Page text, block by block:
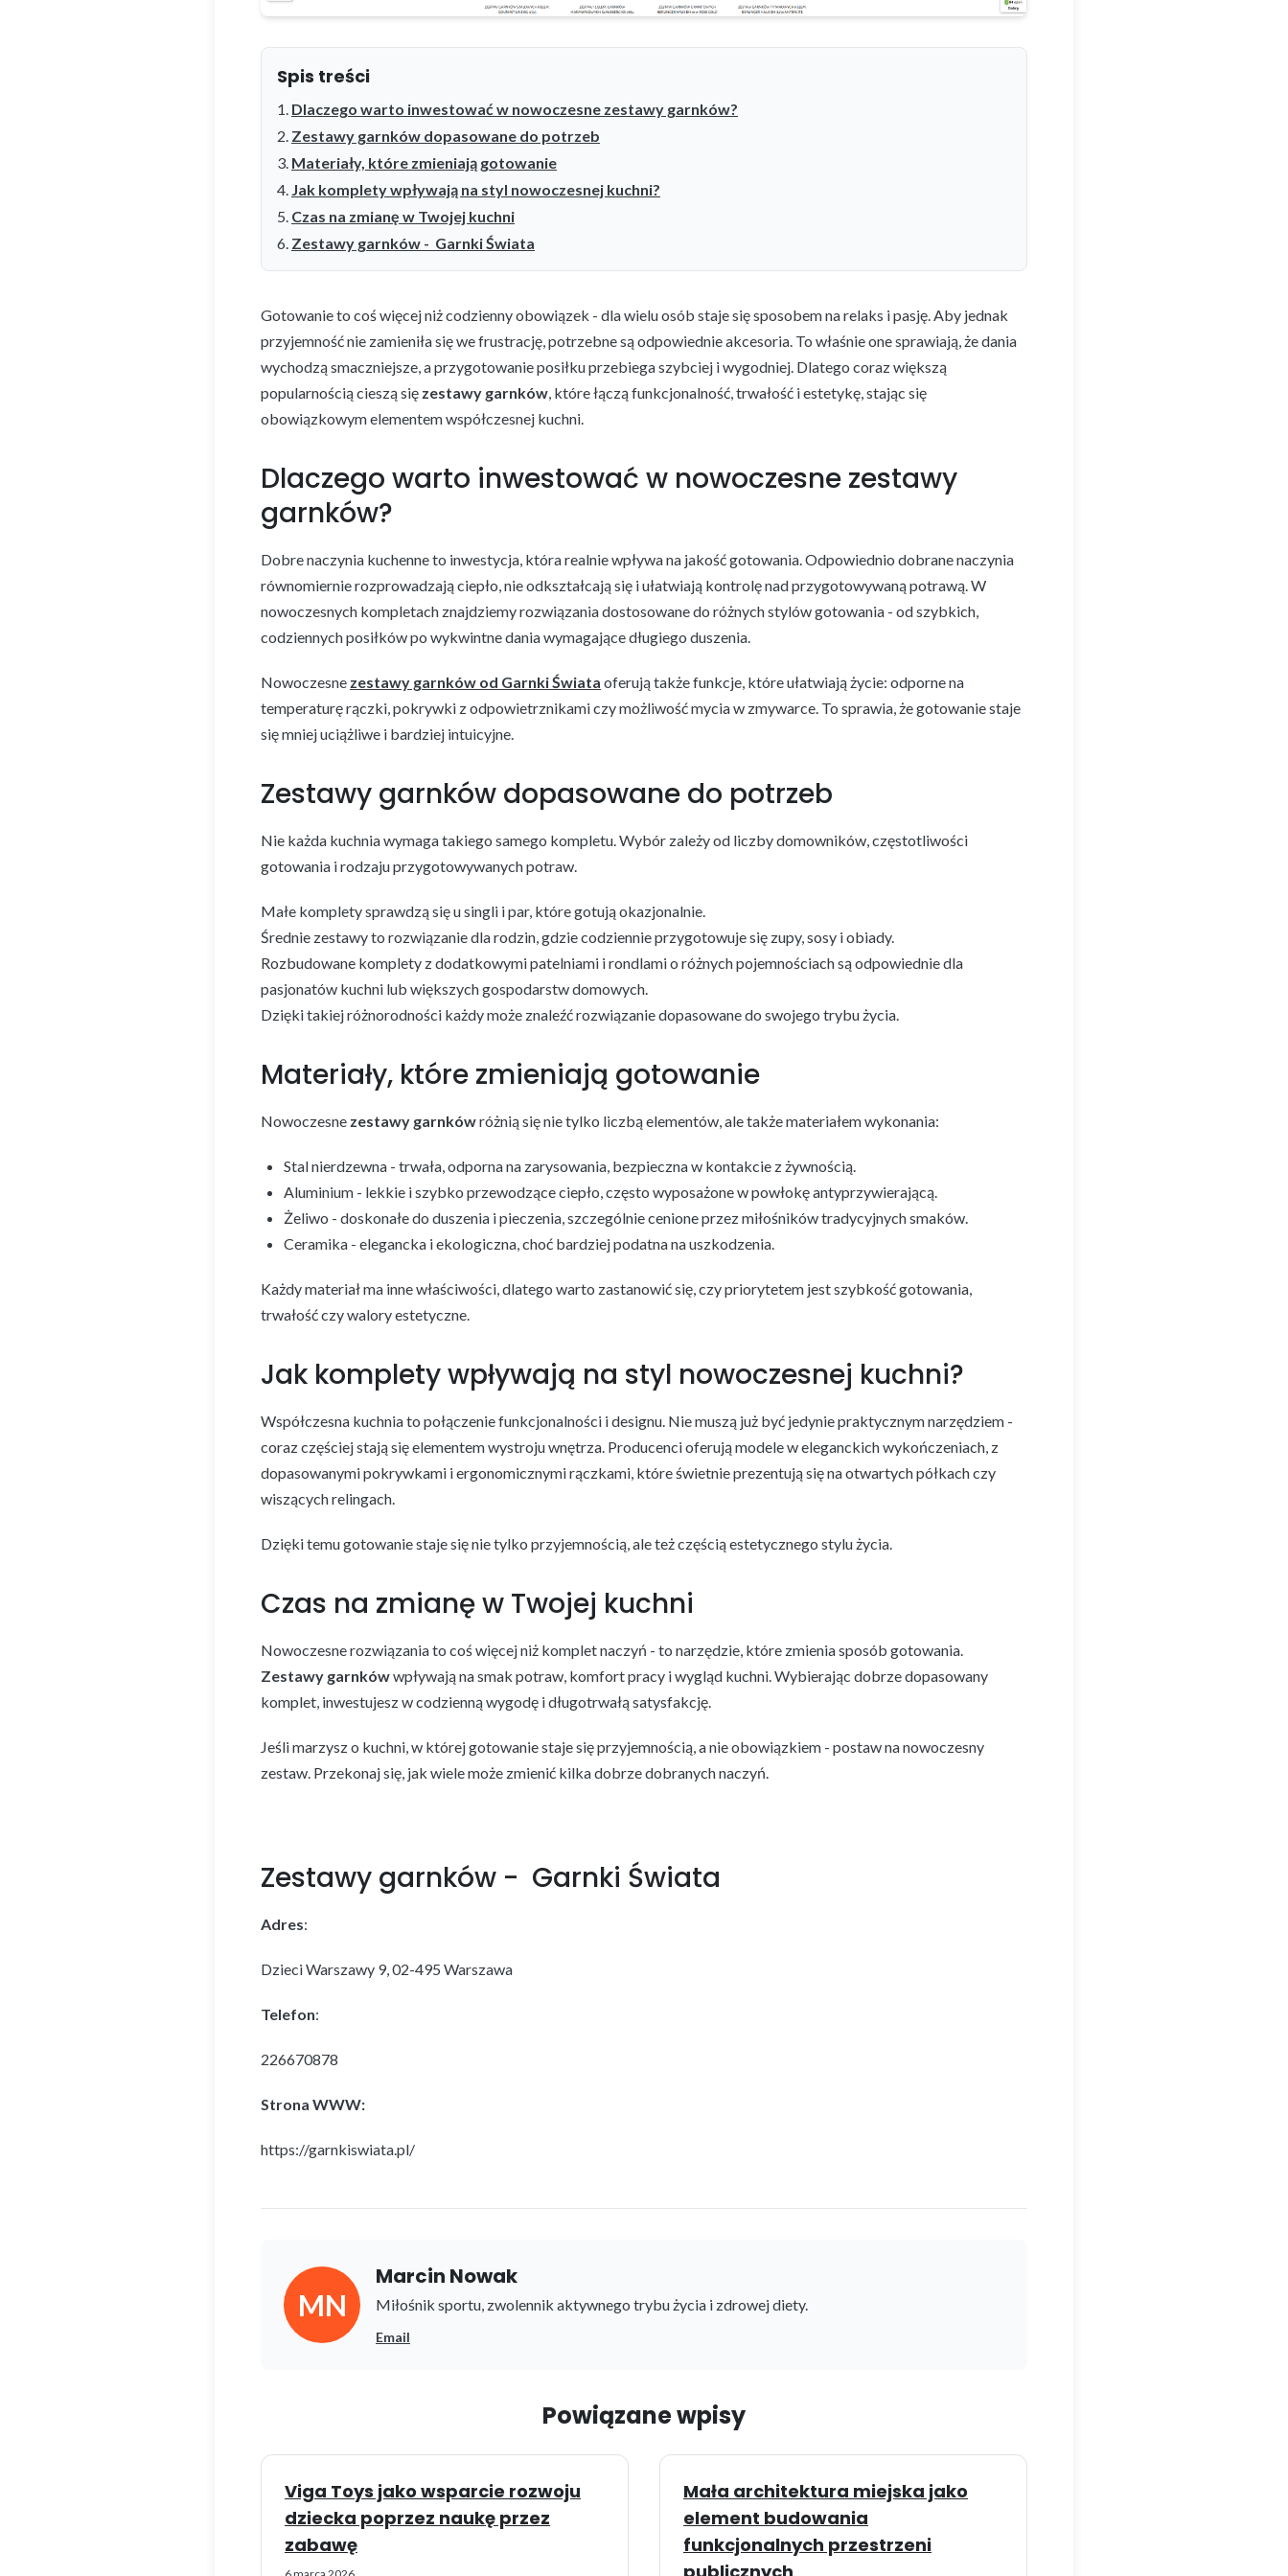
Spis treści
Dlaczego warto inwestować w nowoczesne zestawy garnków?
Zestawy garnków dopasowane do potrzeb
Materiały, które zmieniają gotowanie
Jak komplety wpływają na styl nowoczesnej kuchni?
Czas na zmianę w Twojej kuchni
Zestawy garnków - Garnki Świata
Gotowanie to coś więcej niż codzienny obowiązek - dla wielu osób staje się sposobem na relaks i pasję. Aby jednak
przyjemność nie zamieniła się we frustrację, potrzebne są odpowiednie akcesoria. To właśnie one sprawiają, że dania
wychodzą smaczniejsze, a przygotowanie posiłku przebiega szybciej i wygodniej. Dlatego coraz większą
popularnością cieszą się zestawy garnków, które łączą funkcjonalność, trwałość i estetykę, stając się
obowiązkowym elementem współczesnej kuchni.
Dlaczego warto inwestować w nowoczesne zestawy
garnków?
Dobre naczynia kuchenne to inwestycja, która realnie wpływa na jakość gotowania. Odpowiednio dobrane naczynia
równomiernie rozprowadzają ciepło, nie odkształcają się i ułatwiają kontrolę nad przygotowywaną potrawą. W
nowoczesnych kompletach znajdziemy rozwiązania dostosowane do różnych stylów gotowania - od szybkich,
codziennych posiłków po wykwintne dania wymagające długiego duszenia.
Nowoczesne zestawy garnków od Garnki Świata oferują także funkcje, które ułatwiają życie: odporne na
temperaturę rączki, pokrywki z odpowietrznikami czy możliwość mycia w zmywarce. To sprawia, że gotowanie staje
się mniej uciążliwe i bardziej intuicyjne.
Zestawy garnków dopasowane do potrzeb
Nie każda kuchnia wymaga takiego samego kompletu. Wybór zależy od liczby domowników, częstotliwości
gotowania i rodzaju przygotowywanych potraw.
Małe komplety sprawdzą się u singli i par, które gotują okazjonalnie.
Średnie zestawy to rozwiązanie dla rodzin, gdzie codziennie przygotowuje się zupy, sosy i obiady.
Rozbudowane komplety z dodatkowymi patelniami i rondlami o różnych pojemnościach są odpowiednie dla
pasjonatów kuchni lub większych gospodarstw domowych.
Dzięki takiej różnorodności każdy może znaleźć rozwiązanie dopasowane do swojego trybu życia.
Materiały, które zmieniają gotowanie
Nowoczesne zestawy garnkówróżnią się nie tylko liczbą elementów, ale także materiałem wykonania:
Stal nierdzewna - trwała, odporna na zarysowania, bezpieczna w kontakcie z żywnością.
Aluminium - lekkie i szybko przewodzące ciepło, często wyposażone w powłokę antyprzywierającą.
Żeliwo - doskonałe do duszenia i pieczenia, szczególnie cenione przez miłośników tradycyjnych smaków.
Ceramika - elegancka i ekologiczna, choć bardziej podatna na uszkodzenia.
Każdy materiał ma inne właściwości, dlatego warto zastanowić się, czy priorytetem jest szybkość gotowania,
trwałość czy walory estetyczne.
Jak komplety wpływają na styl nowoczesnej kuchni?
Współczesna kuchnia to połączenie funkcjonalności i designu. Nie muszą już być jedynie praktycznym narzędziem -
coraz częściej stają się elementem wystroju wnętrza. Producenci oferują modele w eleganckich wykończeniach, z
dopasowanymi pokrywkami i ergonomicznymi rączkami, które świetnie prezentują się na otwartych półkach czy
wiszących relingach.
Dzięki temu gotowanie staje się nie tylko przyjemnością, ale też częścią estetycznego stylu życia.
Czas na zmianę w Twojej kuchni
Nowoczesne rozwiązania to coś więcej niż komplet naczyń - to narzędzie, które zmienia sposób gotowania.
Zestawy garnkówwpływają na smak potraw, komfort pracy i wygląd kuchni. Wybierając dobrze dopasowany
komplet, inwestujesz w codzienną wygodę i długotrwałą satysfakcję.
Jeśli marzysz o kuchni, w której gotowanie staje się przyjemnością, a nie obowiązkiem - postaw na nowoczesny
zestaw. Przekonaj się, jak wiele może zmienić kilka dobrze dobranych naczyń.
Zestawy garnków - Garnki Świata
Adres:
Dzieci Warszawy 9, 02-495 Warszawa
Telefon:
226670878
Strona WWW:
https://garnkiswiata.pl/
MN
Marcin Nowak
Miłośnik sportu, zwolennik aktywnego trybu życia i zdrowej diety.
Email
Powiązane wpisy
Viga Toys jako wsparcie rozwoju
dziecka poprzez naukę przez
zabawę
Mała architektura miejska jako
element budowania
funkcjonalnych przestrzeni